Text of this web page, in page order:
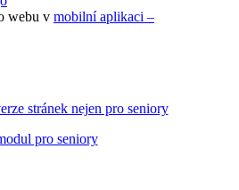
webu v mobilní aplikaci –
stránek nejen pro seniory